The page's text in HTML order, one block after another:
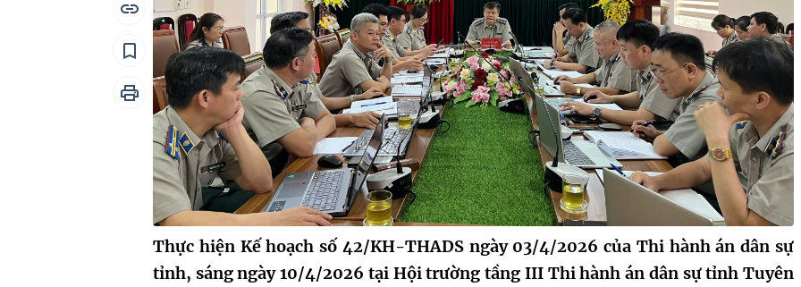
Thực hiện Kế hoạch số 42/KH-THADS ngày 03/4/2026 của Thi hành án dân sự
tỉnh, sáng ngày 10/4/2026 tại Hội trường tầng III Thi hành án dân sự tỉnh Tuyên